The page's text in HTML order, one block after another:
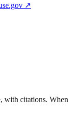
↗
with citations. When